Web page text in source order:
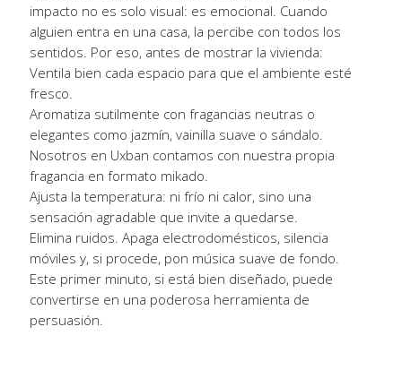
impacto no es solo visual: es emocional. Cuando
alguien entra en una casa, la percibe con todos los
sentidos. Por eso, antes de mostrar la vivienda:
Ventila bien cada espacio para que el ambiente esté
fresco.
Aromatiza sutilmente con fragancias neutras o
elegantes como jazmín, vainilla suave o sándalo.
Nosotros en Uxban contamos con nuestra propia
fragancia en formato mikado.
Ajusta la temperatura: ni frío ni calor, sino una
sensación agradable que invite a quedarse.
Elimina ruidos. Apaga electrodomésticos, silencia
móviles y, si procede, pon música suave de fondo.
Este primer minuto, si está bien diseñado, puede
convertirse en una poderosa herramienta de
persuasión.